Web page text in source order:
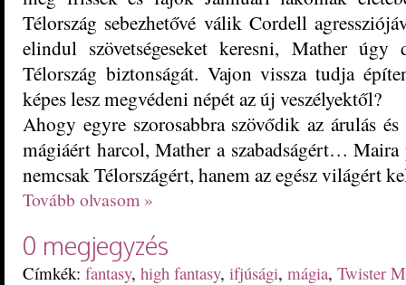
Télország sebezhetővé válik Cordell
elindul szövetségeseket keresni, Mather
Télország biztonságát. Vajon vissza tudja
képes lesz megvédeni népét az új veszélyektől?
Ahogy egyre szorosabbra szövődik az árulás
mágiáért harcol, Mather a szabadságért…
nemcsak Télországért, hanem az egész világért
Tovább olvasom »
0 megjegyzés
Címkék: fantasy, high fantasy, ifjúsági, mágia, Twister